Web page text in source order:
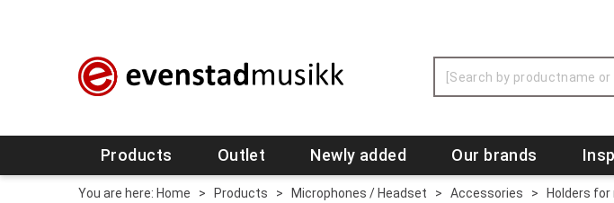
Products Outlet Newly added Our brands
You are here: Home > Products > Microphones / Headset > Accessories > Holders